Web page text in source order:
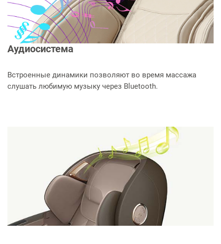
Аудиосистема
Встроенные динамики позволяют во время массажа
слушать любимую музыку через Bluetooth.